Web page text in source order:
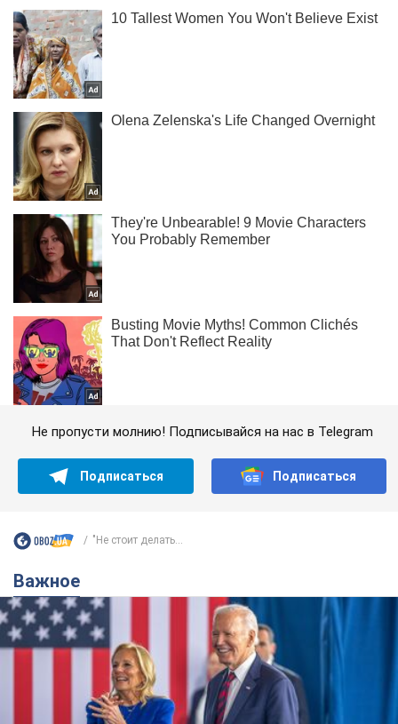
Не пропусти молнию! Подписывайся на нас в Telegram
Подписаться Подписаться
"Не стоит делать...
Важное